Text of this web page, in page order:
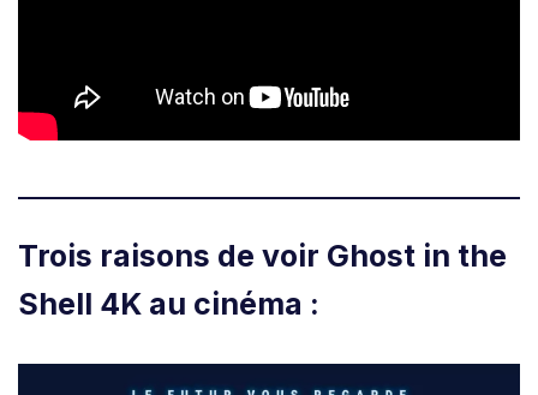
Trois raisons de voir Ghost in the
Shell 4K au cinéma :